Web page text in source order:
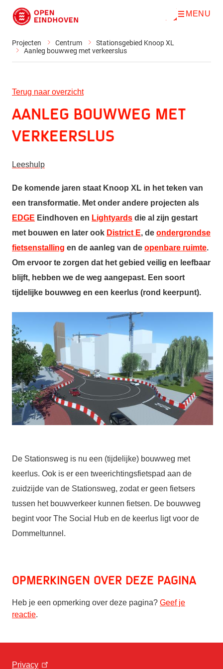
Direct naar de inhoud
O
n
MENU
Projecten Centrum
Stationsgebied Knoop XL
Aanleg bouwweg met verkeerslus
Terug naar overzicht
Aanleg bouwweg met
verkeerslus
Leeshulp
De komende jaren staat Knoop XL in het teken van
een transformatie. Met onder andere projecten als
EDGE Eindhoven en Lightyards die al zijn gestart
met bouwen en later ook District E, de ondergrondse
fietsenstalling en de aanleg van de openbare ruimte.
Om ervoor te zorgen dat het gebied veilig en leefbaar
blijft, hebben we de weg aangepast. Een soort
tijdelijke bouwweg en een keerlus (rond keerpunt).
De Stationsweg is nu een (tijdelijke) bouwweg met
keerlus. Ook is er een tweerichtingsfietspad aan de
zuidzijde van de Stationsweg, zodat er geen fietsers
tussen het bouwverkeer kunnen fietsen. De bouwweg
begint voor The Social Hub en de keerlus ligt voor de
Dommeltunnel.
Opmerkingen over deze pagina
Heb je een opmerking over deze pagina? Geef je
reactie.
Privacy